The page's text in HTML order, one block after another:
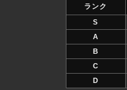
ランク
S
A
B
C
D